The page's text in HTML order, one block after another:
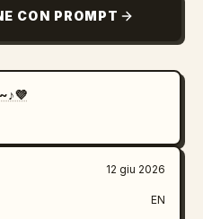
CON PROMPT
12 giu 2026
EN